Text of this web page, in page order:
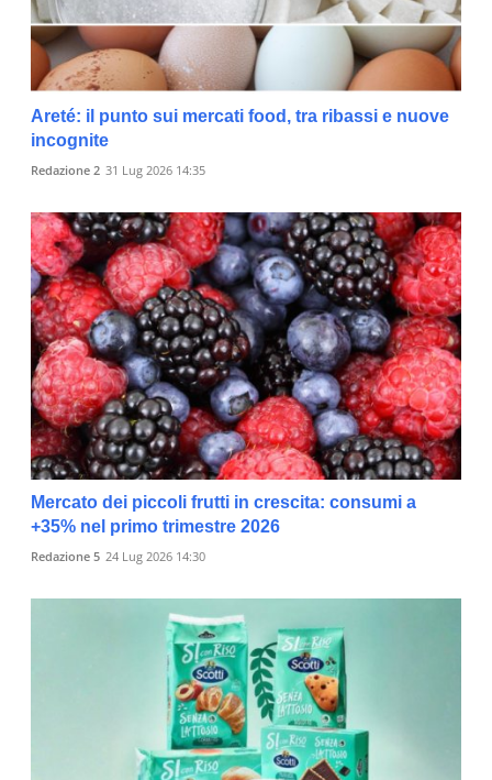
Areté: il punto sui mercati food, tra ribassi e nuove
incognite
Redazione 2 31 Lug 2026 14:35
Mercato dei piccoli frutti in crescita: consumi a
+35% nel primo trimestre 2026
Redazione 5 24 Lug 2026 14:30